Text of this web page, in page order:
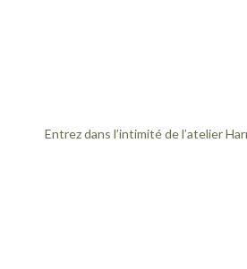
Entrez dans l’intimité de l’atelier